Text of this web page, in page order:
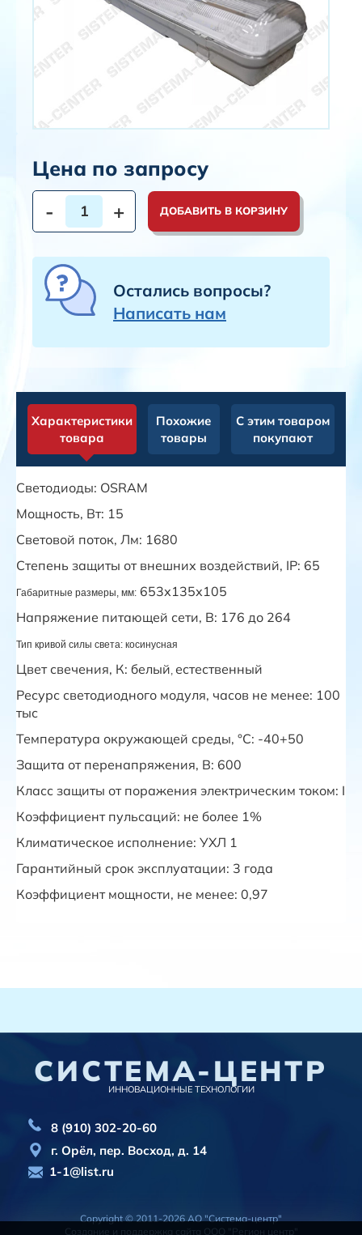
Цена по запросу
- + ДОБАВИТЬ В КОРЗИНУ
Остались вопросы?
Написать нам
Характеристики
товара
Похожие
товары
С этим товаром
покупают
Светодиоды: OSRAM
Мощность, Вт: 15
Световой поток, Лм: 1680
Степень защиты от внешних воздействий, IP: 65
Габаритные размеры, мм: 653х135х105
Напряжение питающей сети, В: 176 до 264
Тип кривой силы света: косинусная
Цвет свечения, К: белый, естественный
Ресурс светодиодного модуля, часов не менее: 100
тыс
Температура окружающей среды, °С: -40+50
Защита от перенапряжения, В: 600
Класс защиты от поражения электрическим током: I
Коэффициент пульсаций: не более 1%
Климатическое исполнение: УХЛ 1
Гарантийный срок эксплуатации: 3 года
Коэффициент мощности, не менее: 0,97
СИСТЕМА-ЦЕНТР
ИННОВАЦИОННЫЕ ТЕХНОЛОГИИ
8 (910) 302-20-60
г. Орёл, пер. Восход, д. 14
1-1@list.ru
Copyright © 2011-2026 АО "Система-центр"
Создание и поддержка сайта ООО "Регион центр"